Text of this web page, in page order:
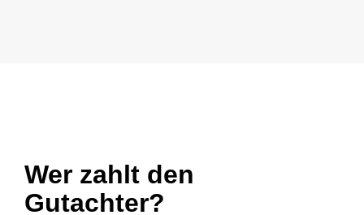
Wer zahlt den
Gutachter?